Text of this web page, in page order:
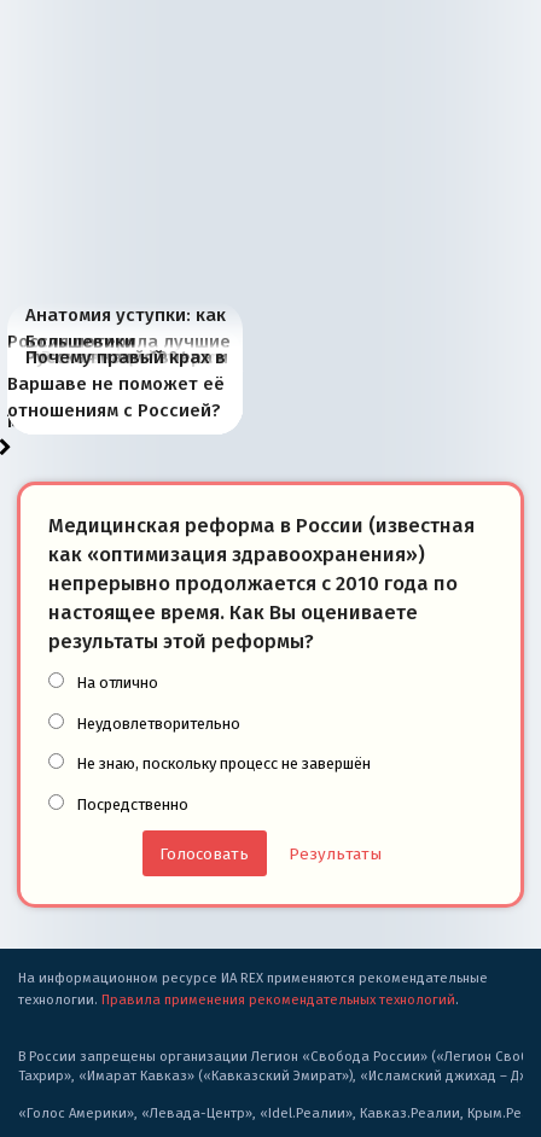
Анатомия уступки: как
Россия потеряла лучшие
рыбопромысловые
районы Баренцева
моря
Большевики
отличаются от «Яблока»
тем, что они -
победители
Киевская марионетка
Запада рассказала о
«переобувании» хозяев
В России назрели
перемены: 15 шагов к
суверенной экономике
Миграционный пожар
Европы
Россия начинает
сбрасывать балласт
Анкориджа
Россия зимой 1904
года: первые уступки во
внутренней политике
Русская нация вчера и
сегодня
Почему правый крах в
Варшаве не поможет её
отношениям с Россией?
Медицинская реформа в России (известная
как «оптимизация здравоохранения»)
непрерывно продолжается с 2010 года по
настоящее время. Как Вы оцениваете
результаты этой реформы?
На отлично
Неудовлетворительно
Не знаю, поскольку процесс не завершён
Посредственно
Результаты
На информационном ресурсе ИА REX применяются рекомендательные
технологии. Правила применения рекомендательных технологий.
В России запрещены организации Легион «Свобода России» («Легион
Тахрир», «Имарат Кавказ» («Кавказский Эмират»), «Исламский джихад –
«Голос Америки», «Левада-Центр», «Idel.Реалии», Кавказ.Реалии,